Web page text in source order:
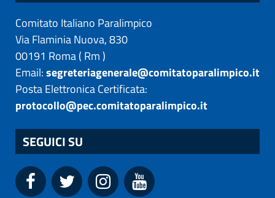
Comitato Italiano Paralimpico
Via Flaminia Nuova, 830
00191 Roma( Rm)
Email:segreteriagenerale@comitatoparalimpico.it
Posta Elettronica Certificata:
protocollo@pec.comitatoparalimpico.it
SEGUICI SU